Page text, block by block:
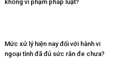
không vi phạm pháp luật?
Mức xử lý hiện nay đối với hành vi
ngoại tình đã đủ sức răn đe chưa?